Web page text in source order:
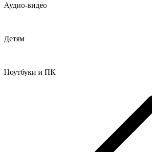
Аудио-видео
Детям
Ноутбуки и ПК